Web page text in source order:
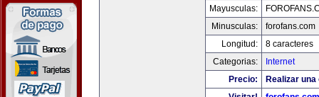
Mayusculas:
Minusculas:
forofans.com
Longitud:
8 caracteres
Categorias:
Internet
Precio:
Realizar